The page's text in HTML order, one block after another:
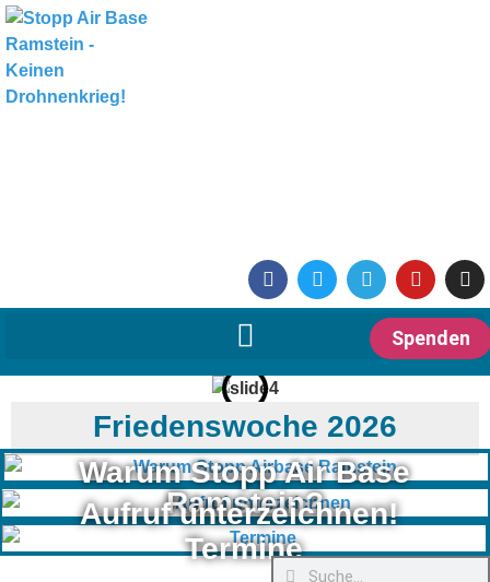
Spenden
Friedenswoche 2026
Warum Stopp Air Base
Ramstein?
Aufruf unterzeichnen!
Termine